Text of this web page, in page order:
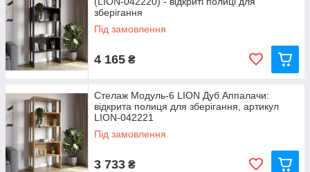
зберігання
Під замовлення
4 165 ₴
Стелаж Модуль-6 LION Дуб Аппалачи:
відкрита полиця для зберігання, артикул
LION-042221
Під замовлення
3 733 ₴